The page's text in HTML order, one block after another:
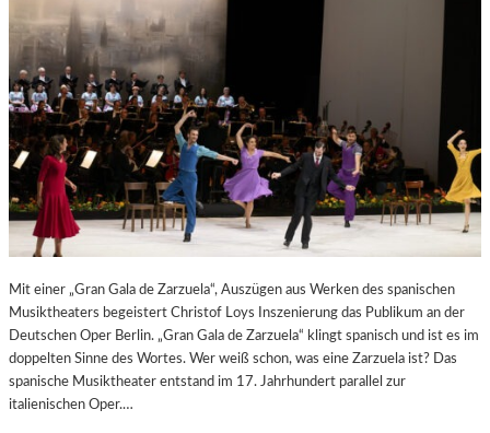
T
–
K
O
Z
E
K
Mit einer „Gran Gala de Zarzuela“, Auszügen aus Werken des spanischen
Musiktheaters begeistert Christof Loys Inszenierung das Publikum an der
Deutschen Oper Berlin. „Gran Gala de Zarzuela“ klingt spanisch und ist es im
doppelten Sinne des Wortes. Wer weiß schon, was eine Zarzuela ist? Das
spanische Musiktheater entstand im 17. Jahrhundert parallel zur
italienischen Oper.…